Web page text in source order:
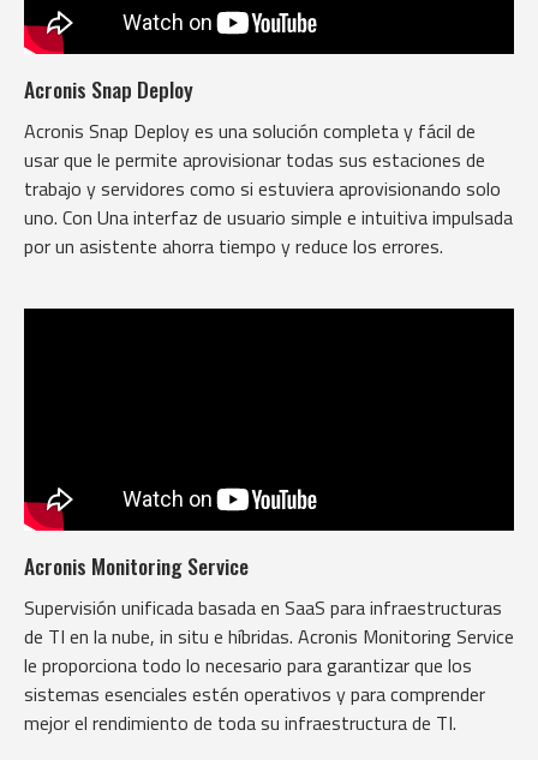
Acronis Snap Deploy
Acronis Snap Deploy es una solución completa y fácil de
usar que le permite aprovisionar todas sus estaciones de
trabajo y servidores como si estuviera aprovisionando solo
uno. Con Una interfaz de usuario simple e intuitiva impulsada
por un asistente ahorra tiempo y reduce los errores.
Acronis Monitoring Service
Supervisión unificada basada en SaaS para infraestructuras
de TI en la nube, in situ e híbridas. Acronis Monitoring Service
le proporciona todo lo necesario para garantizar que los
sistemas esenciales estén operativos y para comprender
mejor el rendimiento de toda su infraestructura de TI.